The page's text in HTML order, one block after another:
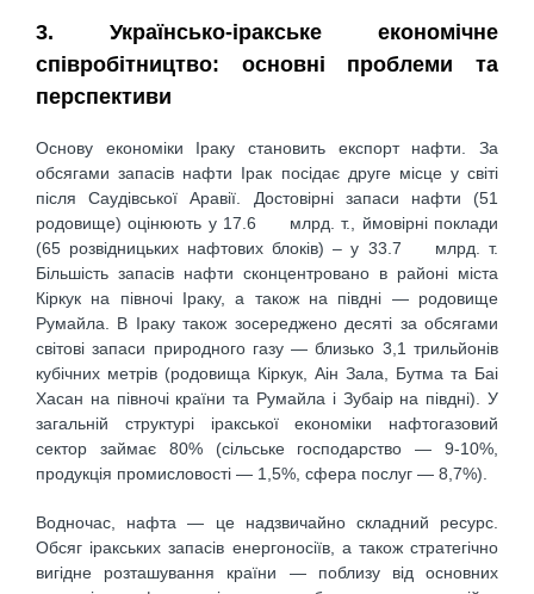
3. Українсько-іракське економічне
співробітництво: основні проблеми та
перспективи
Основу економіки Іраку становить експорт нафти. За
обсягами запасів нафти Ірак посідає друге місце у світі
після Саудівської Аравії. Достовірні запаси нафти (51
родовище) оцінюють у 17.6 млрд. т., ймовірні поклади
(65 розвідницьких нафтових блоків) – у 33.7 млрд. т.
Більшість запасів нафти сконцентровано в районі міста
Кіркук на півночі Іраку, а також на півдні — родовище
Румайла. В Іраку також зосереджено десяті за обсягами
світові запаси природного газу — близько 3,1 трильйонів
кубічних метрів (родовища Кіркук, Аін Зала, Бутма та Баі
Хасан на півночі країни та Румайла і Зубаір на півдні). У
загальній структурі іракської економіки нафтогазовий
сектор займає 80% (сільське господарство — 9-10%,
продукція промисловості — 1,5%, сфера послуг — 8,7%).
Водночас, нафта — це надзвичайно складний ресурс.
Обсяг іракських запасів енергоносіїв, а також стратегічно
вигідне розташування країни — поблизу від основних